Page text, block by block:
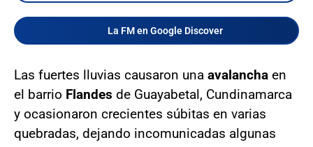
La FM en Google Discover
Las fuertes lluvias causaron una avalancha en
el barrio Flandes de Guayabetal, Cundinamarca
y ocasionaron crecientes súbitas en varias
quebradas, dejando incomunicadas algunas